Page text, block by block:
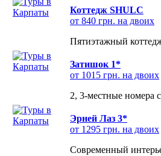
Коттедж SHULC
от 840 грн. на двоих
Пятиэтажный
Затишок 1*
от 1015 грн. на двоих
2, 3-местные номера
Эрней Лаз 3*
от 1295 грн. на двоих
Современный